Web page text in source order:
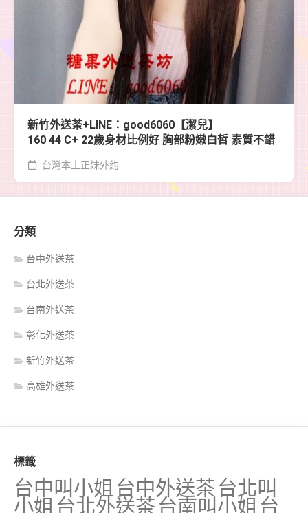
新竹外送茶+LINE：good6060【潔兒】
160 44 C+ 22歲身材比例好 胸部粉嫩白皙 素質不錯
台灣本土正妹外約
分類
台中外送茶
台北外送茶
台南外送茶
彰化外送茶
新竹外送茶
高雄外送茶
標籤
台中叫小姐 台中外送茶 台北叫
小姐 台北外送茶 台南叫小姐 台